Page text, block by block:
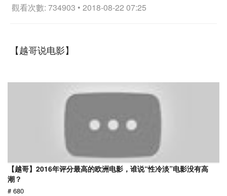
觀看次數: 734903 • 2018-08-22 07:25
【越哥说电影】
【越哥】2016年评分最高的欧洲电影，谁说“性冷淡”电影没有高
潮？
# 680